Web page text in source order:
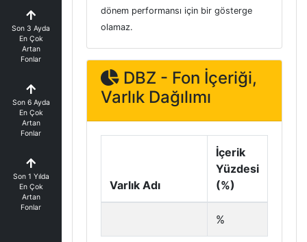
Son 3 Ayda
En Çok
Artan
Fonlar
Son 6 Ayda
En Çok
Artan
Fonlar
Son 1 Yılda
En Çok
Artan
Fonlar
dönem performansı için bir gösterge
olamaz.
DBZ - Fon İçeriği,
Varlık Dağılımı
Varlık Adı
İçerik
Yüzdesi
(%)
%